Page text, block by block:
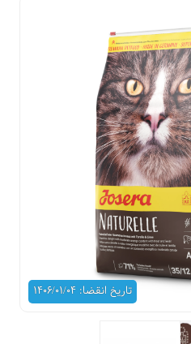
تاریخ انقضا: 1406/01/04